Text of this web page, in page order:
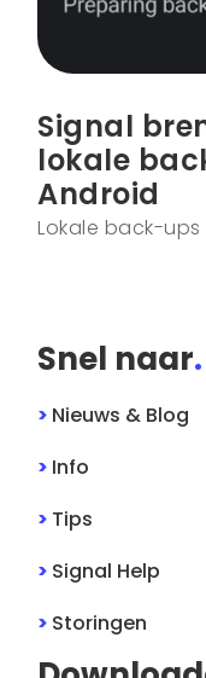
Signal
lokale
Android
Lokale back-
Snel naar.
> Nieuws & Blog
> Info
> Tips
> Signal Help
> Storingen